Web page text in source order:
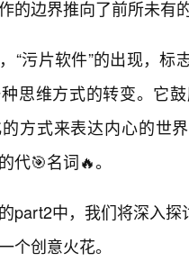
的边界推向了前所未有
“污片软件”的出现，
思维方式的转变。它
方式来表达内心的世
代🎯名词🔥。
part2中，我们将深入
个创意火花。